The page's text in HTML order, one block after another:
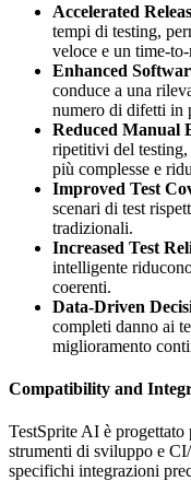
Accelerated
tempi di testing,
veloce e un time-
Enhanced
conduce a una
numero di difetti in
Reduced Manual
ripetitivi del
più complesse e
Improved Test
scenari di test
tradizionali.
Increased Test
intelligente
coerenti.
Data-Driven
completi danno ai
miglioramento
Compatibility and
TestSprite AI è
strumenti di sviluppo e
specifichi integrazioni